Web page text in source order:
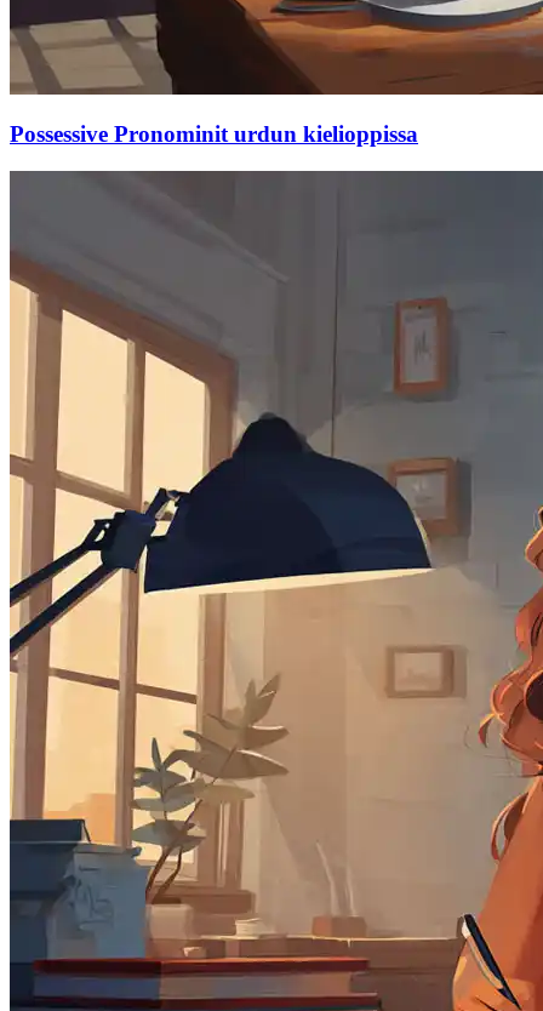
Possessive Pronominit urdun kielioppissa